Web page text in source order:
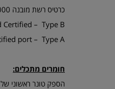
כרטיס רשת מובנה Gigabit Ethernet – 10/100/1000
Certified – Type B
port – Type A
חומרים מתכלים:
הספק טונר ראשוני של 2,000 דף ש/ל + 1,400 דף לכל צבע